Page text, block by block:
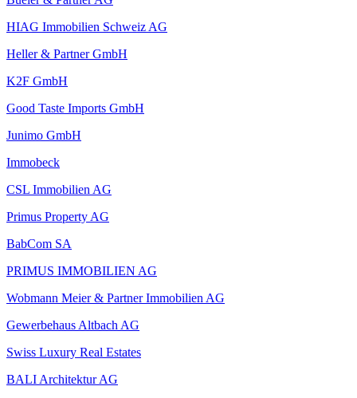
HIAG Immobilien Schweiz AG
Heller & Partner GmbH
K2F GmbH
Good Taste Imports GmbH
Junimo GmbH
Immobeck
CSL Immobilien AG
Primus Property AG
BabCom SA
PRIMUS IMMOBILIEN AG
Wobmann Meier & Partner Immobilien AG
Gewerbehaus Altbach AG
Swiss Luxury Real Estates
BALI Architektur AG